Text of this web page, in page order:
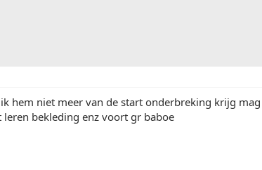
hem niet meer van de start onderbreking krijg
leren bekleding enz voort gr baboe